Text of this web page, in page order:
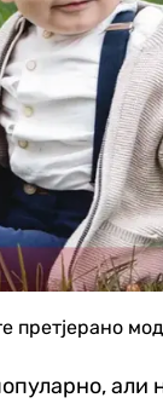
претјерано
али